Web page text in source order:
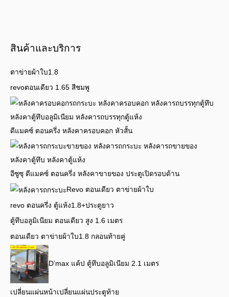
สินค้าและบริการ
ตาข่ายผ้าใบ1.8
revoตอนเดียว 1.65 สีชมพู
ดีแมคซ์ ตอนครึ่ง หลังคาครอบคอก หัวสั้น
อีซูซุ ดีแมคซ์ ตอนครึ่ง หลังคาขายของ ประตูเปิดรอบด้าน
Revo ตอนเดียว ตาข่ายผ้าใบ
revo ตอนครึ่ง ตู้แห้ง1.8+ประตูยาว
ตู้ทึบอลูมิเนียม ตอนเดียว สูง 1.6 เมตร
ตอนเดียว ตาข่ายผ้าใบ1.8 กลอนท้ายคู่
D’max แค้ป ตู้ทึบอลูมิเนียม 2.1 เมตร
เปลี่ยนแผ่นหน้าเปลี่ยนแผ่นประตูท้าย